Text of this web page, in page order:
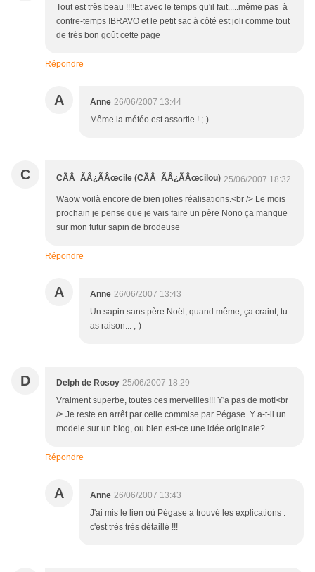
Tout est très beau !!!!Et avec le temps qu'il fait.....même pas à
contre-temps !BRAVO et le petit sac à côté est joli comme tout
de très bon goût cette page
Répondre
A Anne 26/06/2007 13:44
Même la météo est assortie ! ;-)
C CÃÂ¯ÃÂ¿ÃÂœcile (CÃÂ¯ÃÂ¿ÃÂœcilou) 25/06/2007 18:32
Waow voilà encore de bien jolies réalisations.<br /> Le mois
prochain je pense que je vais faire un père Nono ça manque
sur mon futur sapin de brodeuse
Répondre
A Anne 26/06/2007 13:43
Un sapin sans père Noël, quand même, ça craint, tu
as raison... ;-)
D Delph de Rosoy 25/06/2007 18:29
Vraiment superbe, toutes ces merveilles!!! Y'a pas de mot!<br
/> Je reste en arrêt par celle commise par Pégase. Y a-t-il un
modele sur un blog, ou bien est-ce une idée originale?
Répondre
A Anne 26/06/2007 13:43
J'ai mis le lien où Pégase a trouvé les explications :
c'est très très détaillé !!!